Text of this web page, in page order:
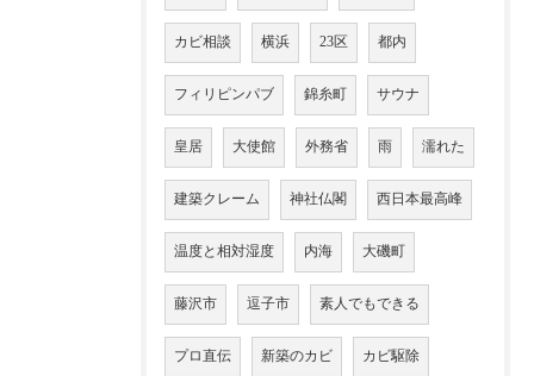
カビ相談 横浜 23区 都内
フィリピンパブ 錦糸町 サウナ
皇居 大使館 外務省 雨 濡れた
建築クレーム 神社仏閣 西日本最高峰
温度と相対湿度 内海 大磯町
藤沢市 逗子市 素人でもできる
プロ直伝 新築のカビ カビ駆除